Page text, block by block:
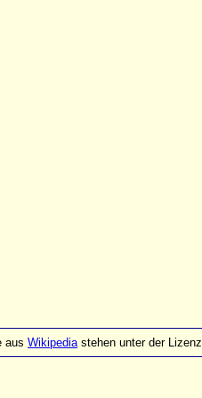
aus Wikipediastehen unter der Lizenz